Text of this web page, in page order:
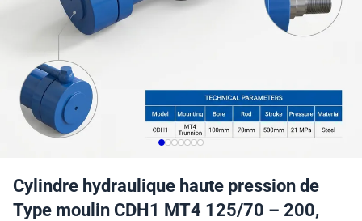
Cylindre hydraulique haute pression de
Type moulin CDH1 MT4 125/70 – 200,